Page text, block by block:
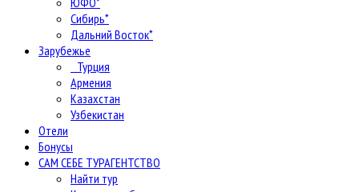
Сибирь*
Дальний Восток*
Зарубежье
Турция
Армения
Казахстан
Узбекистан
Отели
Бонусы
САМ СЕБЕ ТУРАГЕНТСТВО
Найти тур